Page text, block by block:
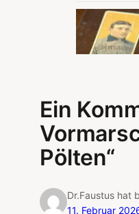
Ein
Pölten“
Dr.Faustus hat
11. Februar